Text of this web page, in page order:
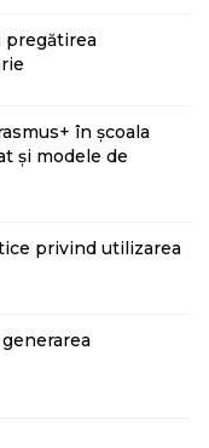
pregătirea
în școala
și modele de
privind utilizarea